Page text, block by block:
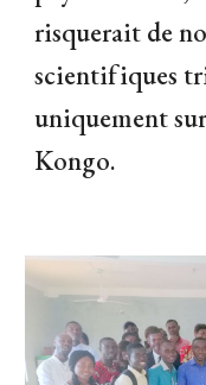
risquerait de
scientifiques
uniquement
Kongo.